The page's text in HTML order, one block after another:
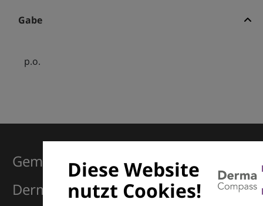
Gabe
p.o.
Diese Website
nutzt Cookies!
Gemeinsam für Exzellenz in der
Dermatologie